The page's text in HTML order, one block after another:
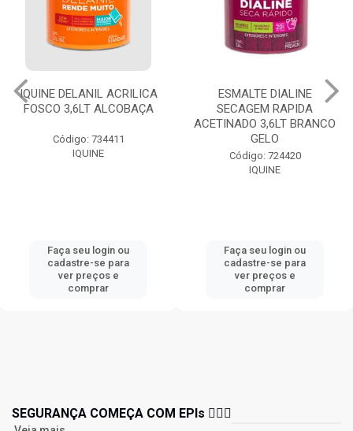
IQUINE DELANIL ACRILICA
FOSCO 3,6LT ALCOBAÇA
Código: 734411
IQUINE
Faça seu login ou
cadastre-se para
ver preços e
comprar
ESMALTE DIALINE
SECAGEM RAPIDA
ACETINADO 3,6LT BRANCO
GELO
Código: 724420
IQUINE
Faça seu login ou
cadastre-se para
ver preços e
comprar
SEGURANÇA COMEÇA COM EPIs 👷🏻‍♂️